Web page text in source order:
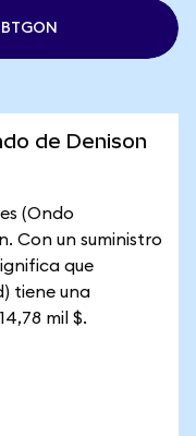
de Denison
(Ondo
Con un suministro
que
tiene una
mil $.